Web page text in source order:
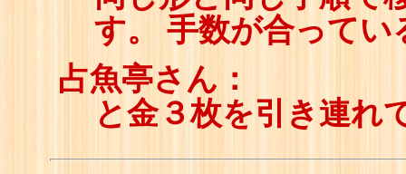
す。 手数が合ってい
占魚亭さん：
と金３枚を引き連れ